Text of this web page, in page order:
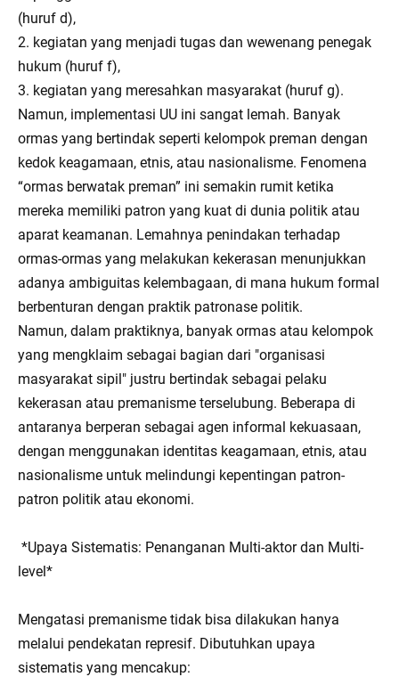
(huruf d),
2. kegiatan yang menjadi tugas dan wewenang penegak
hukum (huruf f),
3. kegiatan yang meresahkan masyarakat (huruf g).
Namun, implementasi UU ini sangat lemah. Banyak
ormas yang bertindak seperti kelompok preman dengan
kedok keagamaan, etnis, atau nasionalisme. Fenomena
“ormas berwatak preman” ini semakin rumit ketika
mereka memiliki patron yang kuat di dunia politik atau
aparat keamanan. Lemahnya penindakan terhadap
ormas-ormas yang melakukan kekerasan menunjukkan
adanya ambiguitas kelembagaan, di mana hukum formal
berbenturan dengan praktik patronase politik.
Namun, dalam praktiknya, banyak ormas atau kelompok
yang mengklaim sebagai bagian dari "organisasi
masyarakat sipil" justru bertindak sebagai pelaku
kekerasan atau premanisme terselubung. Beberapa di
antaranya berperan sebagai agen informal kekuasaan,
dengan menggunakan identitas keagamaan, etnis, atau
nasionalisme untuk melindungi kepentingan patron-
patron politik atau ekonomi.
*Upaya Sistematis: Penanganan Multi-aktor dan Multi-
level*
Mengatasi premanisme tidak bisa dilakukan hanya
melalui pendekatan represif. Dibutuhkan upaya
sistematis yang mencakup: